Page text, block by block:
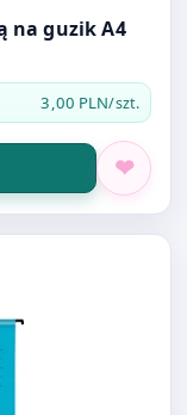
na guzik A4
3,00 PLN/szt.
PENDAFLEX